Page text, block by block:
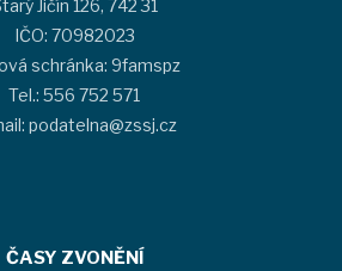
Jičín 126, 742 31
IČO: 70982023
schránka: 9famspz
Tel.: 556 752 571
podatelna@zssj.cz
ČASY ZVONĚNÍ